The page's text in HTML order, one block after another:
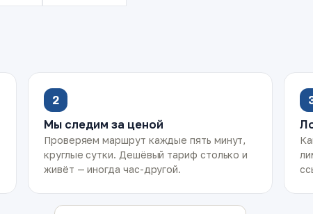
2
Мы следим за ценой
Проверяем маршрут каждые пять минут,
круглые сутки. Дешёвый тариф столько и
живёт — иногда час-другой.